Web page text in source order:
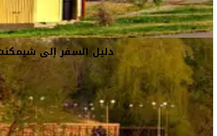
دليل السفر
أفكار السفر
معلومات السفر
المعلومات الخاصة بالمطار